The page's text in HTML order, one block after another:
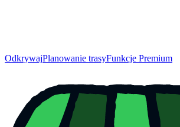
OdkrywajPlanowanie trasyFunkcje Premium